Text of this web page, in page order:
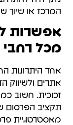
המרכז או שיוך
אפשרות
מכל
אחד היתרונות
אתרים ולשיווק
זכוכית. חשוב
תקציב הפרסום
מאסטרטגיית